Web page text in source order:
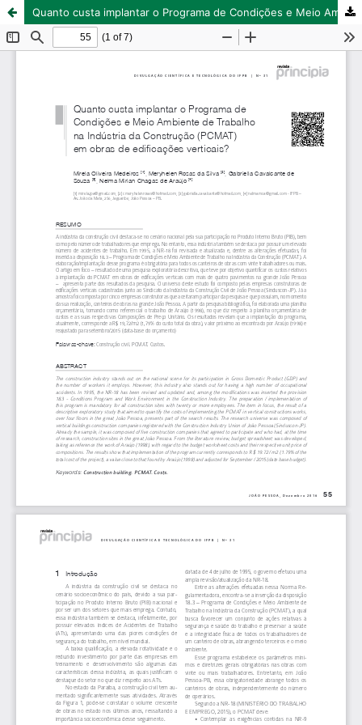
Quanto custa implantar o Programa de Condições e Meio Ambiente de Trabalho na Indústria da Construção (PCMAT) em obras de edificações verticais?